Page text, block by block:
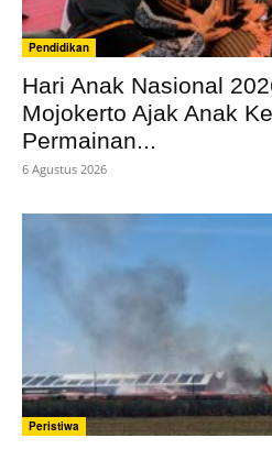
Pendidikan
Hari Anak Nasional
Mojokerto Ajak Anak
Permainan...
6 Agustus 2026
Peristiwa